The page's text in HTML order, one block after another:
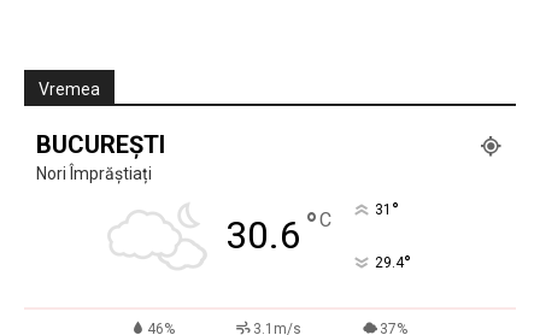
Vremea
BUCUREȘTI
Nori Împrăștiați
30.6 °C 31 °
29.4°
46% 3.1m/s 37%